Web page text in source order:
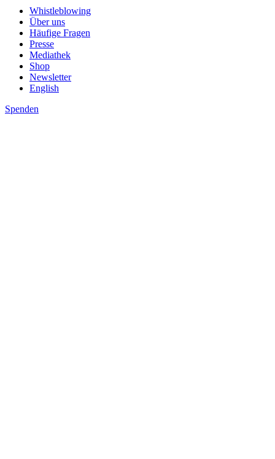
Whistleblowing
Über uns
Häufige Fragen
Presse
Mediathek
Shop
Newsletter
English
Spenden